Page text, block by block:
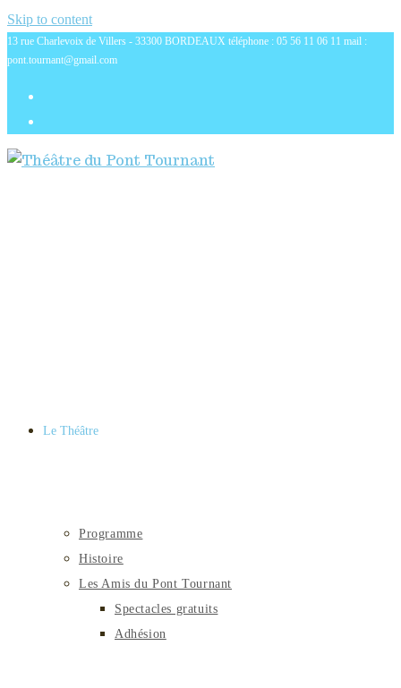
Skip to content
13 rue Charlevoix de Villers - 33300 BORDEAUX téléphone : 05 56 11 06 11 mail :
pont.tournant@gmail.com
Le Théâtre
Programme
Histoire
Les Amis du Pont Tournant
Spectacles gratuits
Adhésion